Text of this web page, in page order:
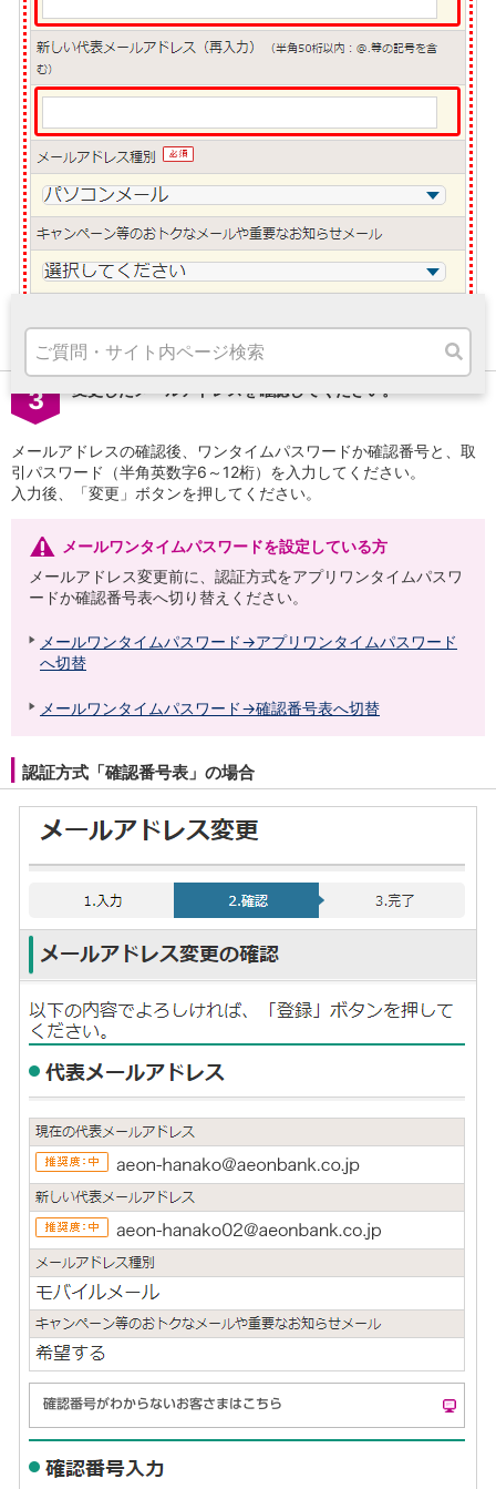
高知県
九州・沖縄
福岡県
熊本県
宮崎県
鹿児島県
沖縄県
オンライン相談専用
ATM
ATMサービス
ATM検索
お客さまサポート
タマルWeb
安全にご利用いただくために
パンフレット
ニュースリリース
法人のお客さま
STEP
3 変更したメールアドレスを確認してください。
メールアドレスの確認後、ワンタイムパスワードか確認番号と、取
引パスワード（半角英数字6～12桁）を入力してください。
入力後、「変更」ボタンを押してください。
メールワンタイムパスワードを設定している方
メールアドレス変更前に、認証方式をアプリワンタイムパスワ
ードか確認番号表へ切り替えください。
メールワンタイムパスワード→アプリワンタイムパスワード
へ切替
メールワンタイムパスワード→確認番号表へ切替
認証方式「確認番号表」の場合